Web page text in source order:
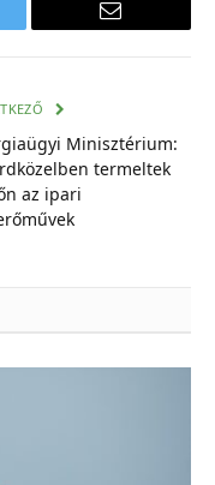
E-
Minisztérium:
termeltek
az ipari